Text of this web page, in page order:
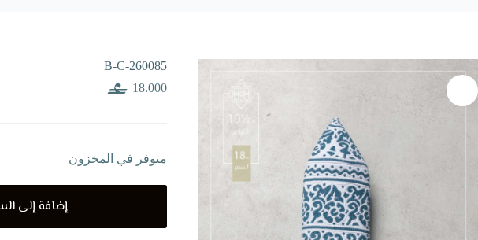
B-C-260085
18.000
متوفر في المخزون
إضافة إلى